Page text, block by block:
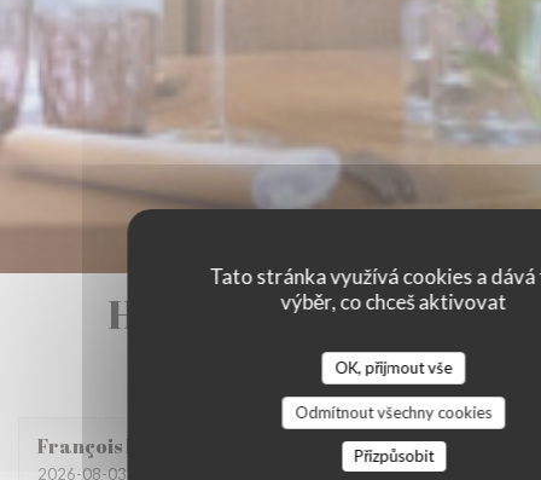
Tato stránka využívá cookies a dává
výběr, co chceš aktivovat
OK, přijmout vše
Odmítnout všechny cookies
Přizpůsobit
Hodnocení našich
zákazníků
FrançoisM
2026-08-03